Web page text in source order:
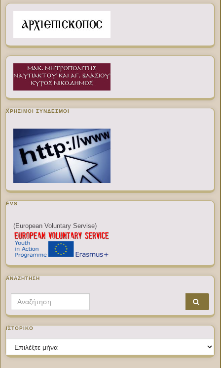
ΧΡΉΣΙΜΟΙ ΣΎΝΔΕΣΜΟΙ
EVS
(European Voluntary Servise)
ΑΝΑΖΉΤΗΣΗ
Search for:
ΙΣΤΟΡΙΚΌ
Ιστορικό